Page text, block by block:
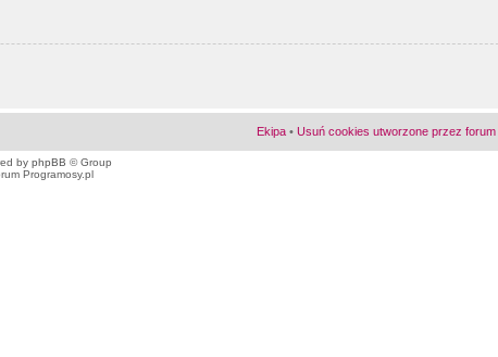
Ekipa • Usuń cookies utworzone przez forum
by phpBB © Group
Programosy.pl